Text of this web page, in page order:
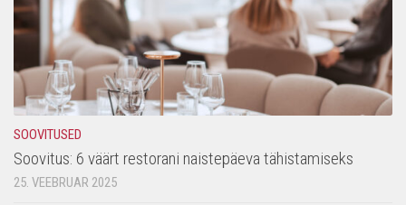
SOOVITUSED
Soovitus: 6 väärt restorani naistepäeva tähistamiseks
25. VEEBRUAR 2025